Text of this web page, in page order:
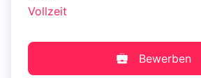
Vollzeit
Bewerben